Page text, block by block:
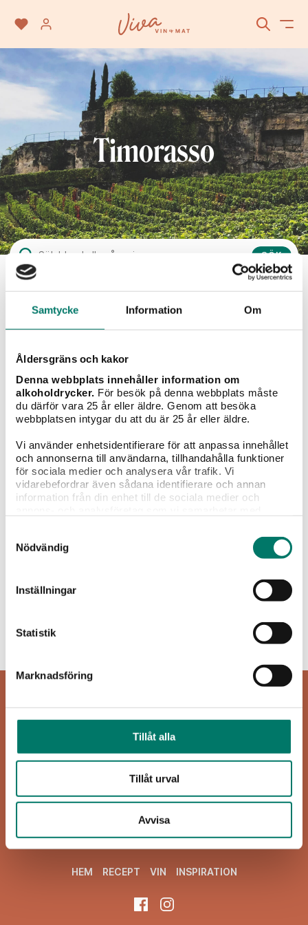
Samtycke Information Om
Åldersgräns och kakor
Denna webbplats innehåller information om
alkoholdrycker. För besök på denna webbplats måste
du därför vara 25 år eller äldre. Genom att besöka
webbplatsen intygar du att du är 25 år eller äldre.
Vi använder enhetsidentifierare för att anpassa innehållet
och annonserna till användarna, tillhandahålla funktioner
för sociala medier och analysera vår trafik. Vi
vidarebefordrar även sådana identifierare och annan
information från din enhet till de sociala medier och
information som du har tillhandahållit eller som de har
samlat in när du har använt deras tjänster.
Nödvändig
Inställningar
Statistik
Marknadsföring
Tillåt alla
Tillåt urval
Avvisa
Timorasso
SÖK
Vinet passar till
Grillat Sallader Pasta Pizza
skaldjur
Rött vin Vitt vin
Mousserande
Champagne
Blasieholmsgatan 4A
111 48 Stockholm
viva@vivavinomat.se
HEM RECEPT VIN INSPIRATION